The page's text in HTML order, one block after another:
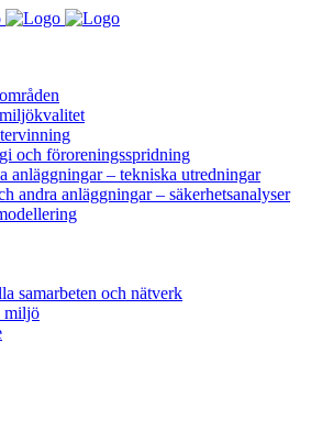
och föroreningsspridning
anläggningar – tekniska utredningar
andra anläggningar – säkerhetsanalyser
samarbeten och nätverk
miljö